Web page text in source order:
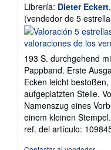
Librería: Dieter Eckert
(vendedor de 5
193 S. durchgehend
Pappband. Erste
Ecken leicht
aufgeplatzten Stelle.
Namenszug eines
einem kleinen
ref. del artículo: